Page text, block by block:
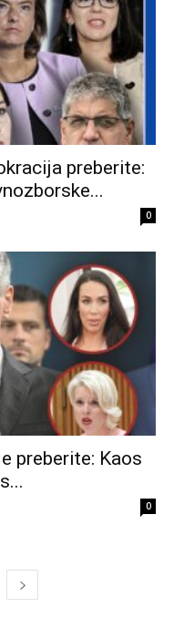
preberite:
0
preberite: Kaos
0